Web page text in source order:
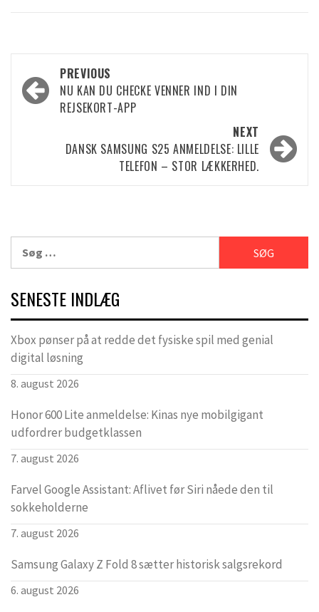
Post
navigation
PREVIOUS
NU KAN DU CHECKE VENNER IND I DIN
REJSEKORT-APP
NEXT
DANSK SAMSUNG S25 ANMELDELSE: LILLE
TELEFON – STOR LÆKKERHED.
efter:
SENESTE INDLÆG
Xbox pønser på at redde det fysiske spil med genial
digital løsning
8. august 2026
Honor 600 Lite anmeldelse: Kinas nye mobilgigant
udfordrer budgetklassen
7. august 2026
Farvel Google Assistant: Aflivet før Siri nåede den til
sokkeholderne
7. august 2026
Samsung Galaxy Z Fold 8 sætter historisk salgsrekord
6. august 2026